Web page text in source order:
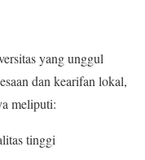
yang unggul
dan kearifan lokal,
meliputi:
tinggi